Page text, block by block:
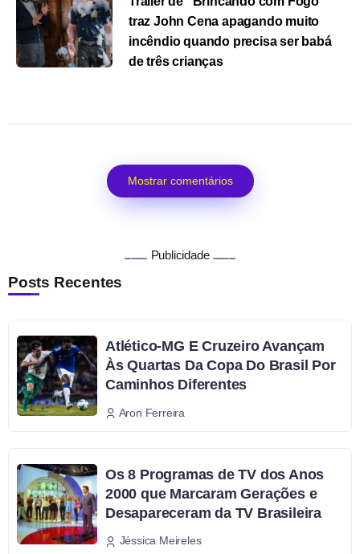
traz John Cena apagando muito
incêndio quando precisa ser babá
de três crianças
Mostrar comentários
Publicidade
Posts Recentes
Atlético-MG E Cruzeiro Avançam
Às Quartas Da Copa Do Brasil Por
Caminhos Diferentes
Aron Ferreira
Os 8 Programas de TV dos Anos
2000 que Marcaram Gerações e
Desapareceram da TV Brasileira
Jéssica Meireles